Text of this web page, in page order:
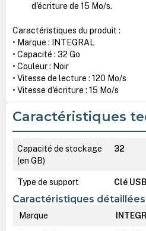
d'écriture de 15 Mo/s.
Caractéristiques du produit :
• Marque : INTEGRAL
• Capacité : 32 Go
• Couleur : Noir
• Vitesse de lecture : 120 Mo/s
• Vitesse d'écriture : 15 Mo/s
Caractéristiques
Capacité de stockage
(en GB)
32
Type de support Clé USB
Caractéristiques détaillées
Marque